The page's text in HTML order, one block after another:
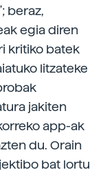
beraz,
egia diren
kritiko batek
litzateke
jakiten
app-ak
du. Orain
bat lortu